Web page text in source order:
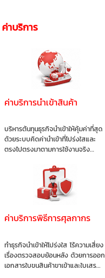
ค่าบริการ
ค่าบริการนำเข้าสินค้า
บริหารต้นทุนธุรกิจนำเข้าให้คุ้มค่าที่สุด
ด้วยระบบคิดค่านำเข้าที่โปร่งใสและ
ตรงไปตรงมาตามการใช้งานจริง...
ค่าบริการพิธีการศุลกากร
ทำธุรกิจนำเข้าให้โปร่งใส ไร้ความเสี่ยง
เรื่องตรวจสอบย้อนหลัง ด้วยการออก
เอกสารใบขนสินค้าขาเข้าและใบเสร...